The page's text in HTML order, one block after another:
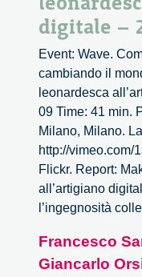
digitale –
Event: Wave.
cambiando il
leonardesca
09 Time: 41 min.
Milano, Milano.
http://vimeo.com/
Flickr. Report:
all’artigiano
l’ingegnosità
Francesco
Giancarlo